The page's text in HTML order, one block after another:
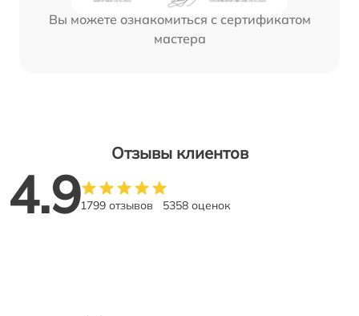
Вы можете ознакомиться с сертификатом
мастера
Отзывы клиентов
4.91799 отзывов 5358 оценок